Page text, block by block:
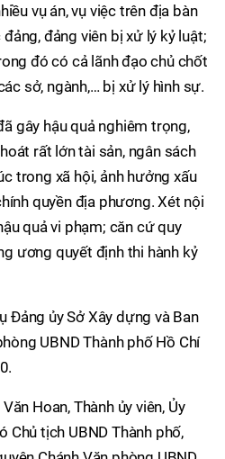
vụ án, vụ việc trên địa bàn
đảng viên bị xử lý kỷ luật;
đó có cả lãnh đạo chủ chốt
sở, ngành,… bị xử lý hình sự.
gây hậu quả nghiêm trọng,
rất lớn tài sản, ngân sách
trong xã hội, ảnh hưởng xấu
quyền địa phương. Xét nội
quả vi phạm; căn cứ quy
ương quyết định thi hành kỷ
Đảng ủy Sở Xây dựng và Ban
UBND Thành phố Hồ Chí
Hoan, Thành ủy viên, Ủy
Chủ tịch UBND Thành phố,